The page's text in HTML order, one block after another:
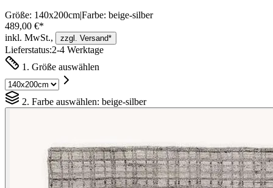
Größe: 140x200cm|Farbe: beige-silber
489,00 €*
inkl. MwSt.,
zzgl. Versand*
Lieferstatus:2-4 Werktage
1. Größe auswählen
2. Farbe auswählen: beige-silber